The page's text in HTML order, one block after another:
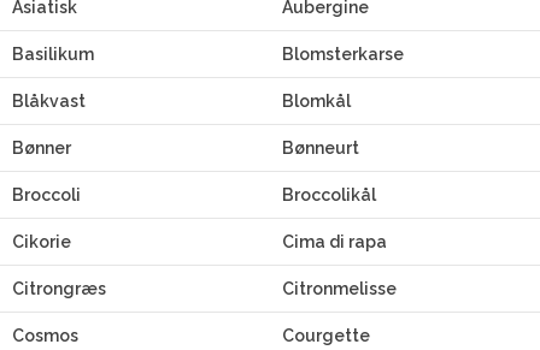
Asiatisk Aubergine
Basilikum Blomsterkarse
Blåkvast Blomkål
Bønner Bønneurt
Broccoli Broccolikål
Cikorie Cima di rapa
Citrongræs Citronmelisse
Cosmos Courgette